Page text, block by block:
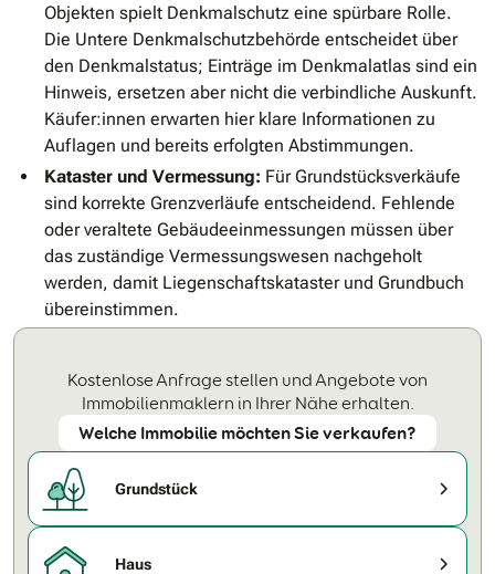
Objekten spielt Denkmalschutz eine spürbare Rolle.
Die Untere Denkmalschutzbehörde entscheidet über
den Denkmalstatus; Einträge im Denkmalatlas sind ein
Hinweis, ersetzen aber nicht die verbindliche Auskunft.
Käufer:innen erwarten hier klare Informationen zu
Auflagen und bereits erfolgten Abstimmungen.
Kataster und Vermessung: Für Grundstücksverkäufe
sind korrekte Grenzverläufe entscheidend. Fehlende
oder veraltete Gebäudeeinmessungen müssen über
das zuständige Vermessungswesen nachgeholt
werden, damit Liegenschaftskataster und Grundbuch
übereinstimmen.
Kostenlose Anfrage stellen und Angebote von
Immobilienmaklern in Ihrer Nähe erhalten.
Welche Immobilie möchten Sie verkaufen?
Grundstück
Haus